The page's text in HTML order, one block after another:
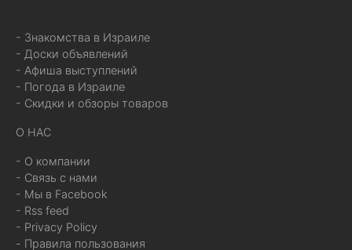
- Знакомства в Израиле
- Доски объявлений
- Афиша выступлений
- Погода в Израиле
- Скидки и обзоры товаров
О НАС
- О компании
- Связь с нами
- Мы в Facebook
- Rss feed
- Privacy Policy
- Правила пользования